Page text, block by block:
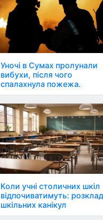
Уночі в Сумах пролунали
вибухи, після чого
спалахнула пожежа.
Коли учні столичних шкіл
відпочиватимуть:
шкільних канікул